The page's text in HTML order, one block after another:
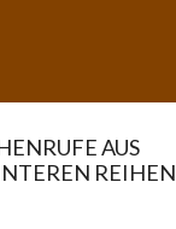
AUS
REIHEN